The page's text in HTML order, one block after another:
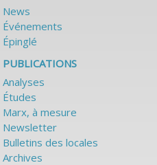
News
Événements
Épinglé
PUBLICATIONS
Analyses
Études
Marx, à mesure
Newsletter
Bulletins des locales
Archives